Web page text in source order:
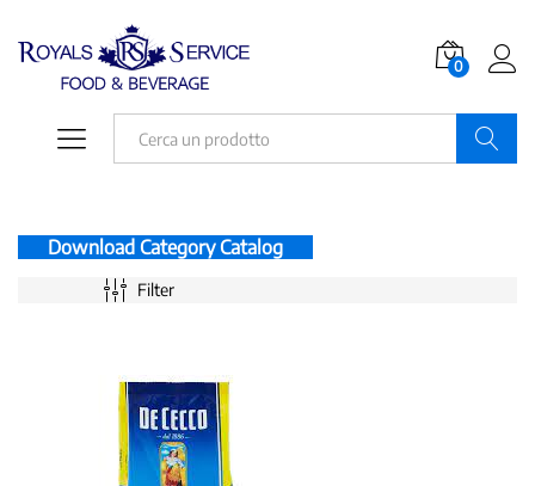
0
Download Category Catalog
Filter